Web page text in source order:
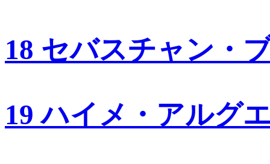
18 セバスチャン・
19 ハイメ・アルグ